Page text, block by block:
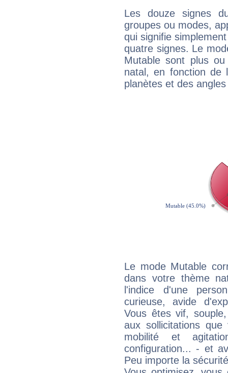
Les douze signes
groupes ou modes,
qui signifie
quatre signes. Le
Mutable sont plus
natal, en fonction de
planètes et des
Le mode Mutable
dans votre thème
l'indice d'une
curieuse, avide
Vous êtes vif,
aux sollicitations
mobilité et
configuration... - et
Peu importe la